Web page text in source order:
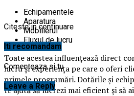
Echipamentele
Aparatura
Mobilierul
Fluxul de lucru
Toate acestea influențează direct
lucru și experiența pe care o oferi
primele programări. Dotările și
te ajută să lucrezi mai eficient și să
Citeste in continuare
Iti recomandam
Comenteaza si tu
Leave a Reply